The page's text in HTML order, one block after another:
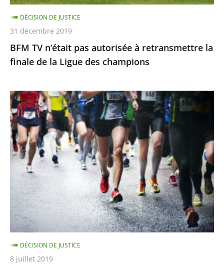
de
la
Ligue
des
champions
BFM TV n’était pas autorisée à retransmettre la
finale de la Ligue des champions
DÉCISION DE JUSTICE
31 décembre 2019
Suspension
provisoire
de
Clémence
Calvin
DÉCISION DE JUSTICE
8 juillet 2019